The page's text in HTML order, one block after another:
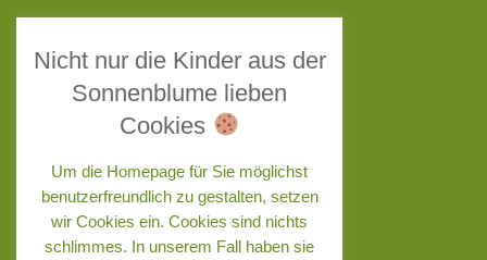
Nicht nur die Kinder aus der
Sonnenblume lieben
Cookies
Um die Homepage für Sie möglichst
benutzerfreundlich zu gestalten, setzen
wir Cookies ein. Cookies sind nichts
schlimmes. In unserem Fall haben sie